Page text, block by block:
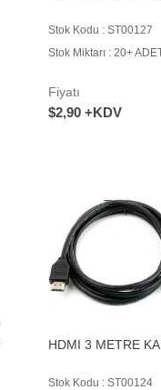
Stok Kodu : ST00127
Stok Miktarı : 20+
Fiyatı
$2,90 +KDV
HDMI 3 METRE
Stok Kodu : ST00124